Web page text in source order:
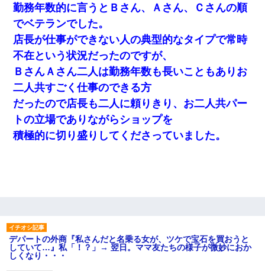
勤務年数的に言うとＢさん、Ａさん、Ｃさんの順
でベテランでした。
店長が仕事ができない人の典型的なタイプで常時
不在という状況だったのですが、
ＢさんＡさん二人は勤務年数も長いこともありお
二人共すごく仕事のできる方
だったので店長も二人に頼りきり、お二人共パー
トの立場でありながらショップを
積極的に切り盛りしてくださっていました。
デパートの外商『私さんだと名乗る女が、ツケで宝石を買おうと
していて…』私「！？」→ 翌日。ママ友たちの様子が微妙におか
しくなり・・・